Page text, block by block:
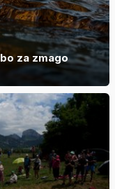
za zmago